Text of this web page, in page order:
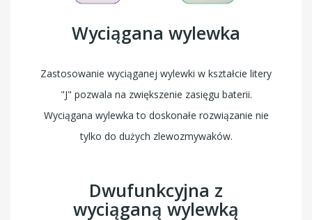
Wyciągana wylewka
Zastosowanie wyciąganej wylewki w kształcie litery
"J" pozwala na zwiększenie zasięgu baterii.
Wyciągana wylewka to doskonałe rozwiązanie nie
tylko do dużych zlewozmywaków.
Dwufunkcyjna z
wyciąganą wylewką